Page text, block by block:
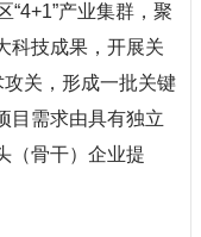
“4+1”产业集群，聚
科技成果，开展关
攻关，形成一批关键
目需求由具有独立
（骨干）企业提